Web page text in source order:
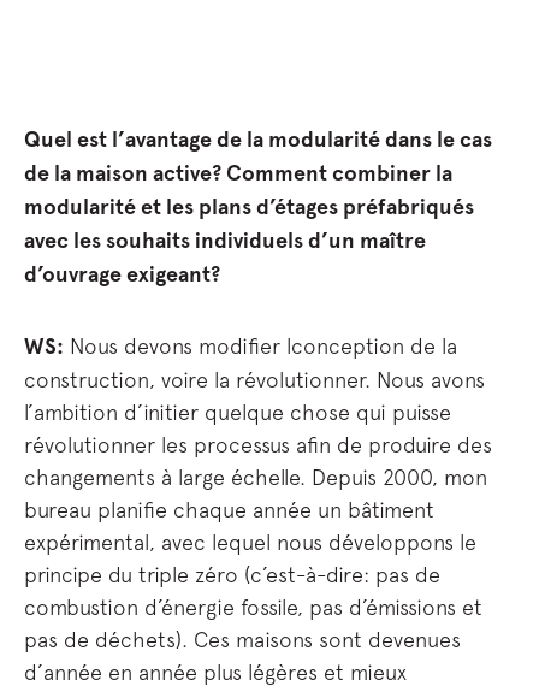
Quel est l’avantage de la modularité dans le cas
de la maison active? Comment combiner la
modularité et les plans d’étages préfabriqués
avec les souhaits individuels d’un maître
d’ouvrage exigeant?
WS: Nous devons modifier lconception de la
construction, voire la révolutionner. Nous avons
l’ambition d’initier quelque chose qui puisse
révolutionner les processus afin de produire des
changements à large échelle. Depuis 2000, mon
bureau planifie chaque année un bâtiment
expérimental, avec lequel nous développons le
principe du triple zéro (c’est-à-dire: pas de
combustion d’énergie fossile, pas d’émissions et
pas de déchets). Ces maisons sont devenues
d’année en année plus légères et mieux